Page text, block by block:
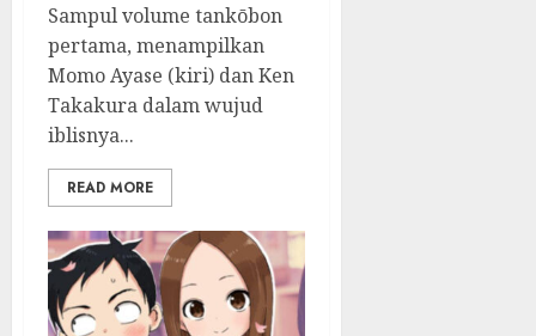
Sampul volume tankōbon
pertama, menampilkan
Momo Ayase (kiri) dan Ken
Takakura dalam wujud
iblisnya...
READ MORE